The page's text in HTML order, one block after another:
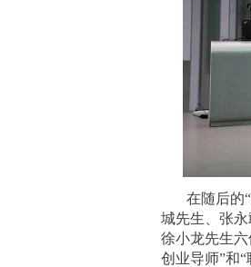
在随后的
城先生、张
徐小龙先生
创业导师”和